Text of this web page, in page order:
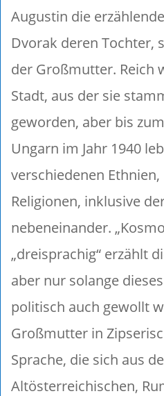
Augustin die
Dvorak deren Tochter,
der Großmutter. Reich
Stadt, aus der sie
geworden, aber bis
Ungarn im Jahr 1940
verschiedenen
Religionen, inklusive
nebeneinander.
„dreisprachig“ erzählt
aber nur solange
politisch auch gewollt
Großmutter in
Sprache, die sich aus
Altösterreichischen,